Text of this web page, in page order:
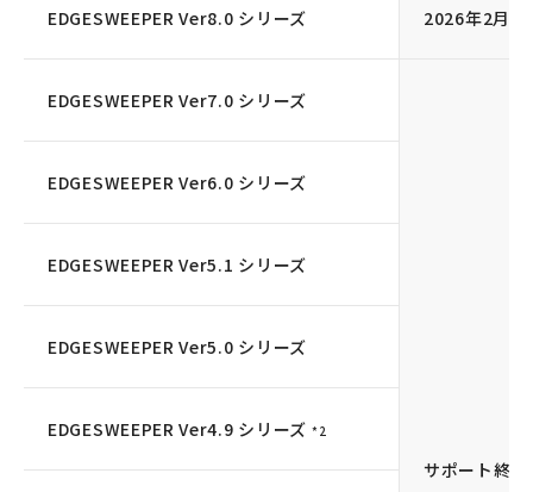
EDGESWEEPER Ver8.0 シリーズ 2026年2月末
EDGESWEEPER Ver7.0 シリーズ
サポート終了
EDGESWEEPER Ver6.0 シリーズ
EDGESWEEPER Ver5.1 シリーズ
EDGESWEEPER Ver5.0 シリーズ
EDGESWEEPER Ver4.9 シリーズ *2